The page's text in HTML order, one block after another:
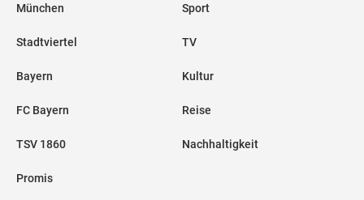
München
Stadtviertel
Bayern
FC Bayern
TSV 1860
Promis
Sport
TV
Kultur
Reise
Nachhaltigkeit